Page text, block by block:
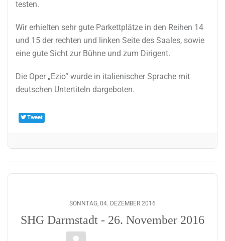
testen.
Wir erhielten sehr gute Parkettplätze in den Reihen 14
und 15 der rechten und linken Seite des Saales, sowie
eine gute Sicht zur Bühne und zum Dirigent.
Die Oper „Ezio“ wurde in italienischer Sprache mit
deutschen Untertiteln dargeboten.
Tweet
SONNTAG, 04. DEZEMBER 2016
SHG Darmstadt - 26. November 2016